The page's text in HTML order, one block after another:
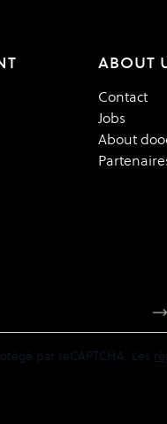
ABOUT
Contact
Jobs
About
par reCAPTCHA. Les